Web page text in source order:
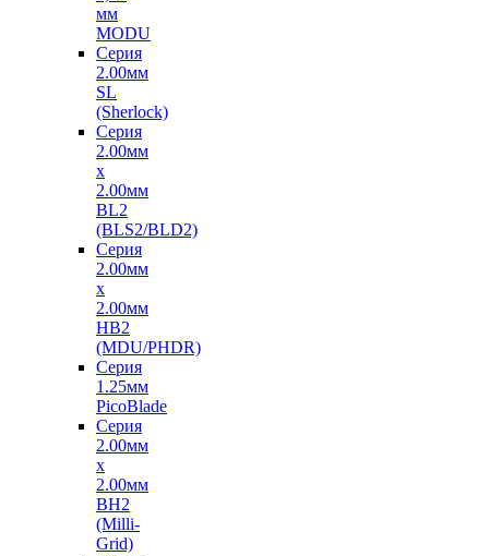
мм
MODU
Серия
2.00мм
SL
(Sherlock)
Серия
2.00мм
x
2.00мм
BL2
(BLS2/BLD2)
Серия
2.00мм
x
2.00мм
HB2
(MDU/PHDR)
Серия
1.25мм
PicoBlade
Серия
2.00мм
х
2.00мм
BH2
(Milli-
Grid)